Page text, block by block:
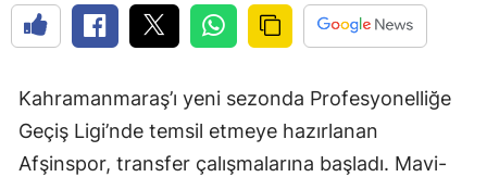
Kahramanmaraş’ı yeni sezonda Profesyonelliğe
Geçiş Ligi’nde temsil etmeye hazırlanan
Afşinspor, transfer çalışmalarına başladı. Mavi-